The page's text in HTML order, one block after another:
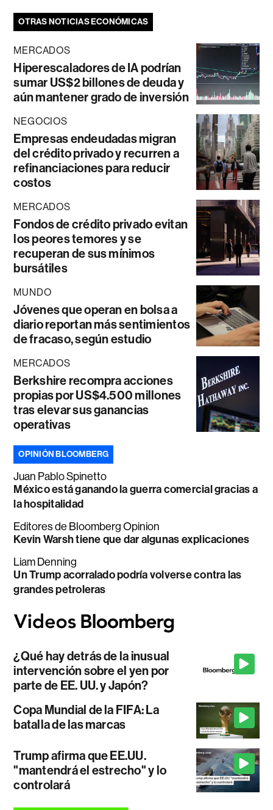
OTRAS NOTICIAS ECONÓMICAS
MERCADOS
Hiperescaladores de IA podrían
sumar US$2 billones de deuda y
aún mantener grado de inversión
NEGOCIOS
Empresas endeudadas migran
del crédito privado y recurren a
refinanciaciones para reducir
costos
MERCADOS
Fondos de crédito privado evitan
los peores temores y se
recuperan de sus mínimos
bursátiles
MUNDO
Jóvenes que operan en bolsa a
diario reportan más sentimientos
de fracaso, según estudio
MERCADOS
Berkshire recompra acciones
propias por US$4.500 millones
tras elevar sus ganancias
operativas
OPINIÓN BLOOMBERG
Juan Pablo Spinetto
México está ganando la guerra comercial gracias a
la hospitalidad
Editores de Bloomberg Opinion
Kevin Warsh tiene que dar algunas explicaciones
Liam Denning
Un Trump acorralado podría volverse contra las
grandes petroleras
¿Qué hay detrás de la inusual
intervención sobre el yen por
parte de EE. UU. y Japón?
Copa Mundial de la FIFA: La
batalla de las marcas
Trump afirma que EE.UU.
"mantendrá el estrecho" y lo
controlará